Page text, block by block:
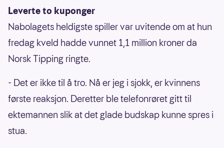
Leverte to kuponger
Nabolagets heldigste spiller var uvitende om at hun
fredag kveld hadde vunnet 1,1 million kroner da
Norsk Tipping ringte.
- Det er ikke til å tro. Nå er jeg i sjokk, er kvinnens
første reaksjon. Deretter ble telefonrøret gitt til
ektemannen slik at det glade budskap kunne spres i
stua.